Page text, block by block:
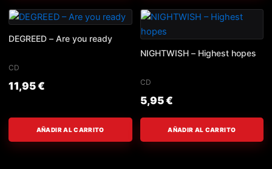
DEGREED – Are you ready
CD
11,95€
AÑADIR AL CARRITO
NIGHTWISH – Highest hopes
CD
5,95€
AÑADIR AL CARRITO